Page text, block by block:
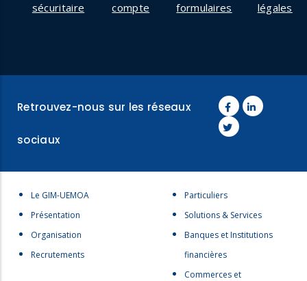
sécuritaire compte formulaires légales
Retrouvez-nous sur les réseaux
sociaux
Menu
footer
Le GIM-UEMOA
Présentation
Organisation
Recrutements
Menu
footer
Particuliers
Solutions & Services
Banques et Institutions
financières
Commerces et